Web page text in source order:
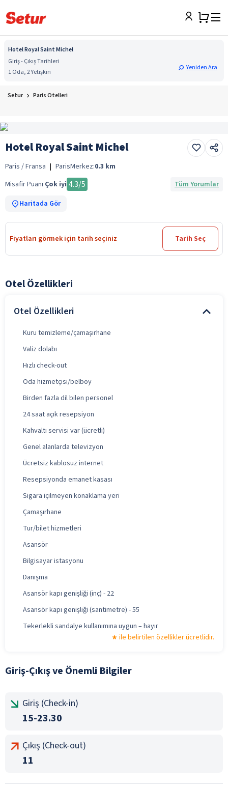
Hotel Royal Saint Michel
Giriş - Çıkış Tarihleri
1 Oda, 2 Yetişkin
Yeniden Ara
Setur Paris Otelleri
Hotel Royal Saint Michel
Paris / Fransa | ParisMerkez:0.3 km
Misafir Puanı Çok iyi 4.3/5
Tüm Yorumlar
Haritada Gör
Fiyatları görmek için tarih seçiniz Tarih Seç
Otel Özellikleri
Otel Özellikleri
Kuru temizleme/çamaşırhane
Valiz dolabı
Hızlı check-out
Oda hizmetçisi/belboy
Birden fazla dil bilen personel
24 saat açık resepsiyon
Kahvaltı servisi var (ücretli)
Genel alanlarda televizyon
Ücretsiz kablosuz internet
Resepsiyonda emanet kasası
Sigara içilmeyen konaklama yeri
Çamaşırhane
Tur/bilet hizmetleri
Asansör
Bilgisayar istasyonu
Danışma
Asansör kapı genişliği (inç) - 22
Asansör kapı genişliği (santimetre) - 55
Tekerlekli sandalye kullanımına uygun – hayır
ile belirtilen özellikler ücretlidir.
Giriş-Çıkış ve Önemli Bilgiler
Giriş (Check-in)
15-23.30
Çıkış (Check-out)
11